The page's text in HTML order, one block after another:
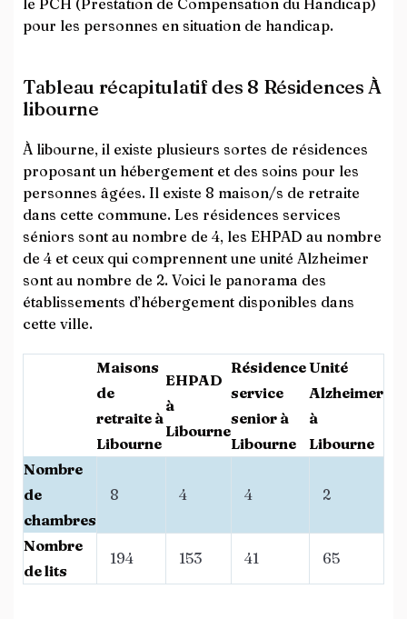
le PCH (Prestation de Compensation du Handicap)
pour les personnes en situation de handicap.
Tableau récapitulatif des 8 Résidences À
libourne
À libourne, il existe plusieurs sortes de résidences
proposant un hébergement et des soins pour les
personnes âgées. Il existe 8 maison/s de retraite
dans cette commune. Les résidences services
séniors sont au nombre de 4, les EHPAD au nombre
de 4 et ceux qui comprennent une unité Alzheimer
sont au nombre de 2. Voici le panorama des
établissements d’hébergement disponibles dans
cette ville.
Maisons
de
retraite à
Libourne
EHPAD
à
Libourne
Résidence
service
senior à
Libourne
Unité
Alzheimer
à
Libourne
Nombre
de
chambres
8 4 4 2
Nombre
de lits
194 153 41 65